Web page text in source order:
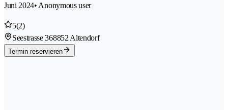
Juni 2024• Anonymous user
5(2)
Seestrasse 368852 Altendorf
Termin reservieren